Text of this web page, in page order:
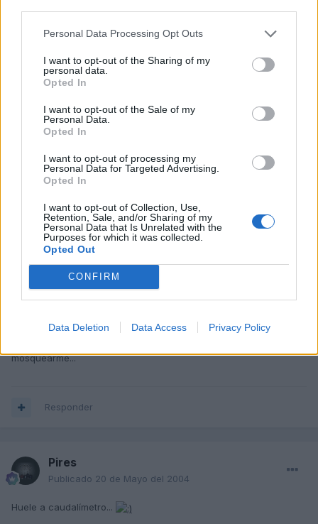
Personal Data Processing Opt Outs
I want to opt-out of the Sharing of my
personal data.
Opted In
I want to opt-out of the Sale of my
Personal Data.
Opted In
I want to opt-out of processing my
Personal Data for Targeted Advertising.
Opted In
I want to opt-out of Collection, Use,
Retention, Sale, and/or Sharing of my
Personal Data that Is Unrelated with the
Purposes for which it was collected.
Opted Out
CONFIRM
Data Deletion Data Access Privacy Policy
Lo mejor es que te lo miren. :blink:
Responder
Publicado20 de Mayo del 2004
De hecho la sensación de corte es suave, no es un corte brusco
como de quedarse totalmente a oscuras y volver de golpe. Para
que os hagáis una idea, el ordenador de a bordo me dice lo
siguiente: En autopista con el pie en la chapa y motor a 3600 rpm
aproximadamente, marca un consumo (depende del dia si es frio
o caluroso, varia un poco) de unos 11.7 L/100, y subiendo un poco
mas entonces empieza a bailar entre unos 9.5 y esos 11.7, y
supongo que buscando llegar ahí pero sin llegar a mantenerlos
nunca continuamente. No quiero llevarlo (todavía) al conce, antes
solucionar yo. Por cierto, ya tiene pasada la revisión de los
mosquearme...
Responder
Pires
Publicado 20 de Mayo del 2004
Huele a caudalímetro...